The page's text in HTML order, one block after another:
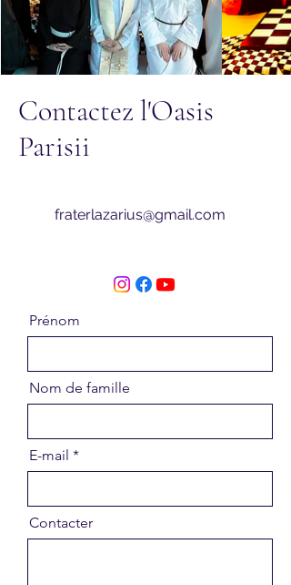
Contactez l'Oasis
Parisii
fraterlazarius@gmail.com
Prénom
Nom de famille
E-mail
Contacter